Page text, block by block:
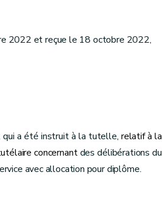
2022 et reçue le 18 octobre 2022,
qui a été instruit à la tutelle, relatif à la
concernantdes délibérations du
avec allocation pour diplôme.